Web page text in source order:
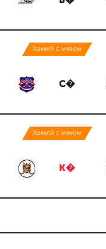
Хоккей с мячом
С�
Хоккей с мячом
К�